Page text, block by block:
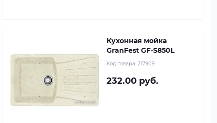
Кухонная мойка
GranFest GF-S850L
Код товара: 217909
232.00 руб.